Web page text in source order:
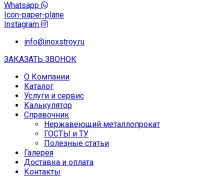
Whatsapp
Icon-paper-plane
Instagram
info@inoxstroy.ru
ЗАКАЗАТЬ ЗВОНОК
О Компании
Каталог
Услуги и сервис
Калькулятор
Справочник
Нержавеющий металлопрокат
ГОСТЫ и ТУ
Полезные статьи
Галерея
Доставка и оплата
Контакты